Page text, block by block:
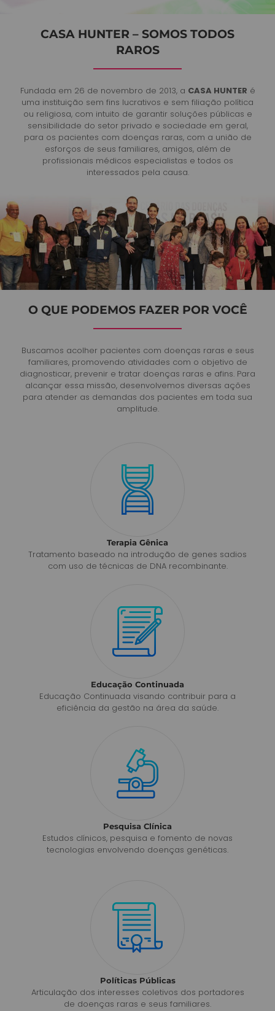
CASA HUNTER – SOMOS TODOS
RAROS
Fundada em 26 de novembro de 2013, a CASA HUNTER é
uma instituição sem fins lucrativos e sem filiação política
ou religiosa, com intuito de garantir soluções públicas e
sensibilidade do setor privado e sociedade em geral,
para os pacientes com doenças raras, com a união de
esforços de seus familiares, amigos, além de
profissionais médicos especialistas e todos os
interessados pela causa.
O QUE PODEMOS FAZER POR VOCÊ
Buscamos acolher pacientes com doenças raras e seus
familiares, promovendo atividades com o objetivo de
diagnosticar, prevenir e tratar doenças raras e afins. Para
alcançar essa missão, desenvolvemos diversas ações
para atender as demandas dos pacientes em toda sua
amplitude.
Terapia Gênica
Tratamento baseado na introdução de genes sadios
com uso de técnicas de DNA recombinante.
Educação Continuada
Educação Continuada visando contribuir para a
eficiência da gestão na área da saúde.
Pesquisa Clínica
Estudos clínicos, pesquisa e fomento de novas
tecnologias envolvendo doenças genéticas.
Políticas Públicas
Articulação dos interesses coletivos dos portadores
de doenças raras e seus familiares.